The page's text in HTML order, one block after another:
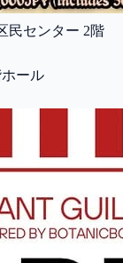
民センター 2階
ール